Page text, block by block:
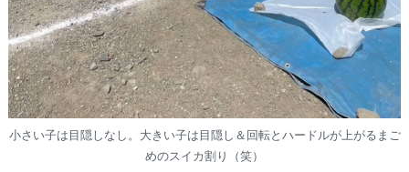
小さい子は目隠しなし。大きい子は目隠し＆回転とハードルが上がるまご
めのスイカ割り（笑）